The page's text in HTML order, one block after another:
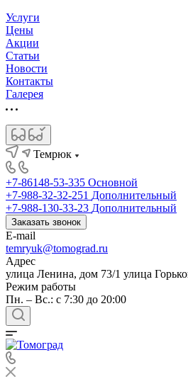
Услуги
Цены
Акции
Статьи
Новости
Контакты
Галерея
Темрюк
+7-86148-53-335 Основной
+7-988-32-32-251 Дополнительный
+7-988-130-33-23 Дополнительный
Заказать звонок
E-mail
temryuk@tomograd.ru
Адрес
улица Ленина, дом 73/1 улица
Режим работы
Пн. – Вс.: с 7:30 до 20:00